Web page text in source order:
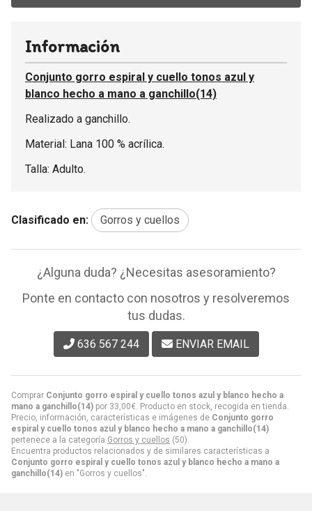
Comprar Conjunto gorro espiral y cuello tonos azul y blanco hecho a
mano a ganchillo(14) por 33,00€ . Producto en stock, recogida en tienda.
Precio, información, características e imágenes de Conjunto gorro
espiral y cuello tonos azul y blanco hecho a mano a ganchillo(14)
pertenece a la categoría Gorros y cuellos (50).
Encuentra productos relacionados y de similares características a
Conjunto gorro espiral y cuello tonos azul y blanco hecho a mano a
ganchillo(14) en "Gorros y cuellos".
Información
Conjunto gorro espiral y cuello tonos azul y
blanco hecho a mano a ganchillo(14)
Realizado a ganchillo.
Material: Lana 100 % acrílica.
Talla: Adulto.
Clasificado en: Gorros y cuellos
¿Alguna duda? ¿Necesitas asesoramiento?
Ponte en contacto con nosotros y resolveremos
tus dudas.
636 567 244 ENVIAR EMAIL